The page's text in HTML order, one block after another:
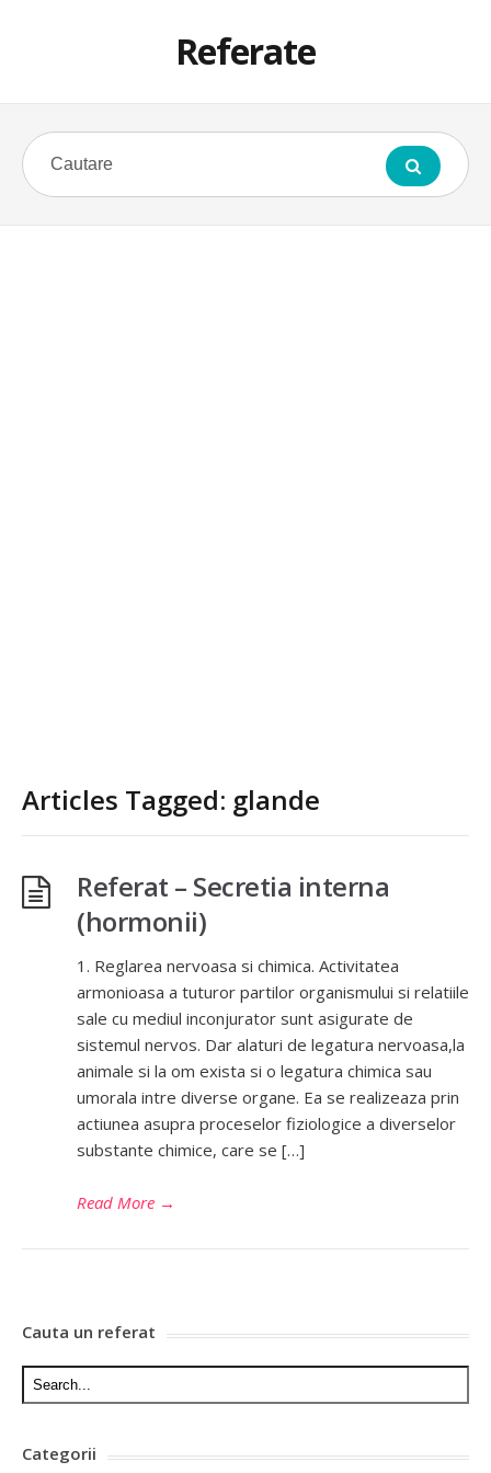
Referate
Articles Tagged: glande
Referat – Secretia interna
(hormonii)
1. Reglarea nervoasa si chimica. Activitatea
armonioasa a tuturor partilor organismului si relatiile
sale cu mediul inconjurator sunt asigurate de
sistemul nervos. Dar alaturi de legatura nervoasa,la
animale si la om exista si o legatura chimica sau
umorala intre diverse organe. Ea se realizeaza prin
actiunea asupra proceselor fiziologice a diverselor
substante chimice, care se […]
Read More →
Cauta un referat
Categorii